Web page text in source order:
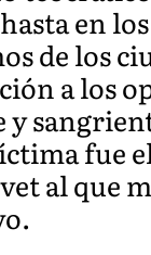
en
de los
a los
fue
al que